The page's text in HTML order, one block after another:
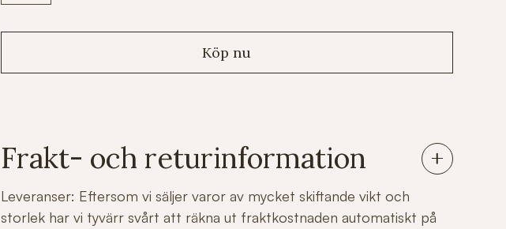
Frakt- och returinformation
Leveranser: Eftersom vi säljer varor av mycket skiftande vikt och
storlek har vi tyvärr svårt att räkna ut fraktkostnaden automatiskt på